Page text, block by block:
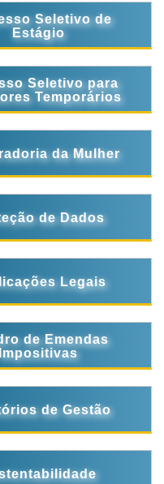
Seletivo de
Estágio
Seletivo para
Temporários
da Mulher
de Dados
Legais
de Emendas
Impositivas
de Gestão